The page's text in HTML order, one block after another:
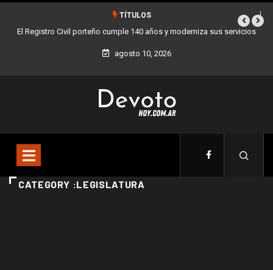
TÍTULOS
El Registro Civil porteño cumple 140 años y moderniza sus servicios
agosto 10, 2026
CATEGORY :LEGISLATURA